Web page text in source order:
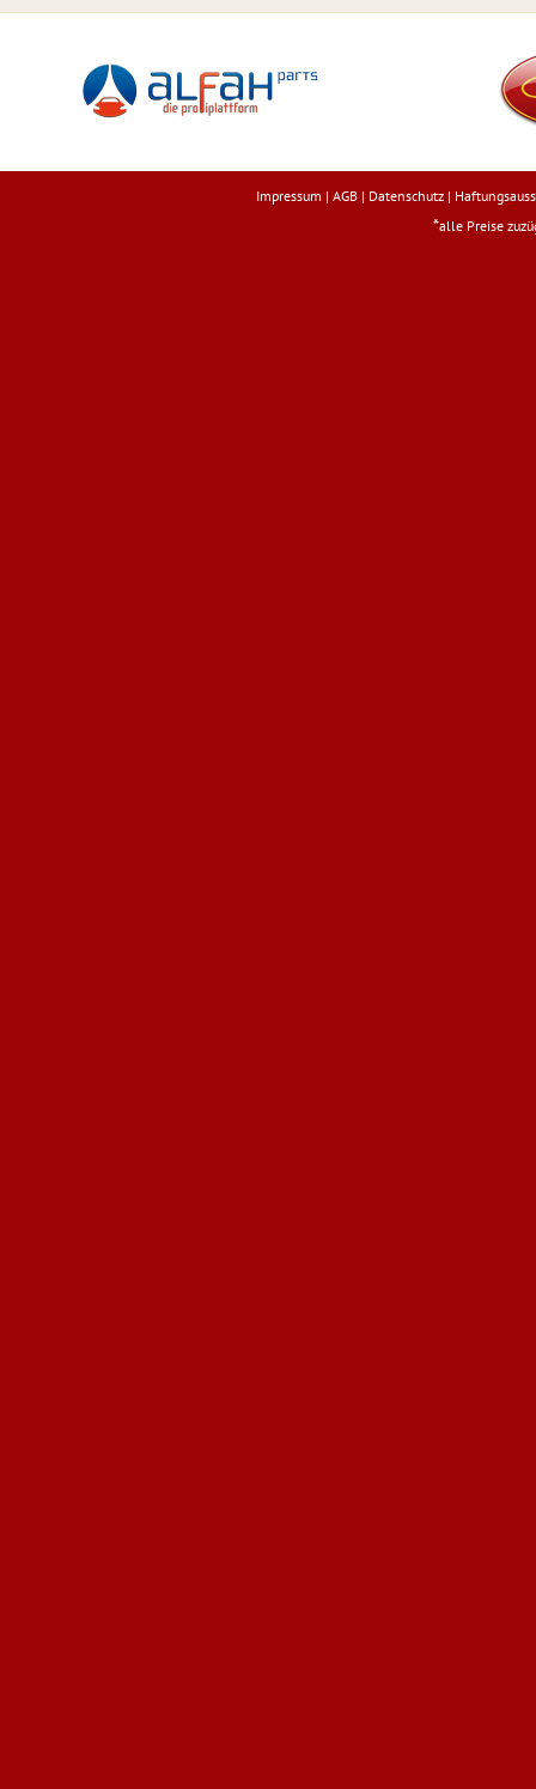
Impressum | AGB | Datenschutz |
*alle Preise